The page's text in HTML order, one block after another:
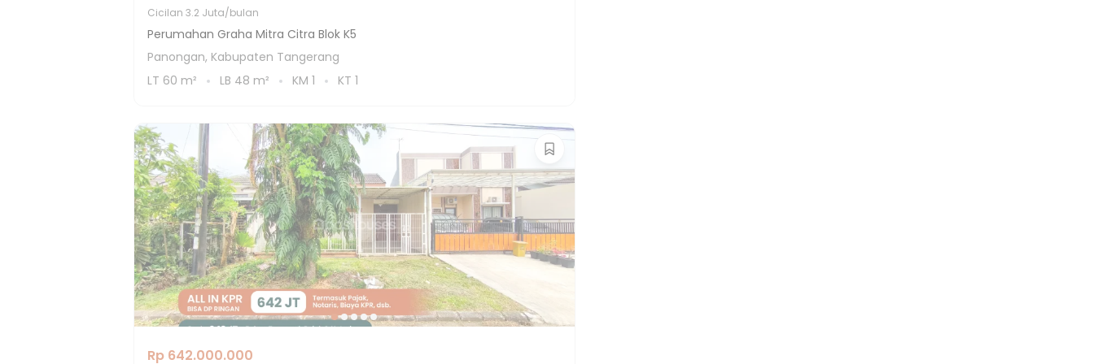
Cicilan 3.2 Juta/bulan
Perumahan Graha Mitra Citra Blok K5
Panongan, Kabupaten Tangerang
LT 60 m² LB 48 m² KM 1 KT 1
Rp 642.000.000